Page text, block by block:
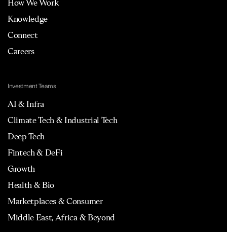
How We Work
Knowledge
Connect
Careers
Investment Teams
AI & Infra
Climate Tech & Industrial Tech
Deep Tech
Fintech & DeFi
Growth
Health & Bio
Marketplaces & Consumer
Middle East, Africa & Beyond